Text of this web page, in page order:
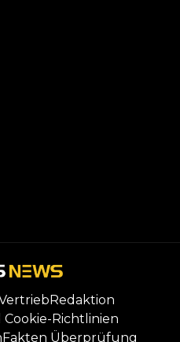
Redaktion
Richtlinien
Fakten Überprüfung